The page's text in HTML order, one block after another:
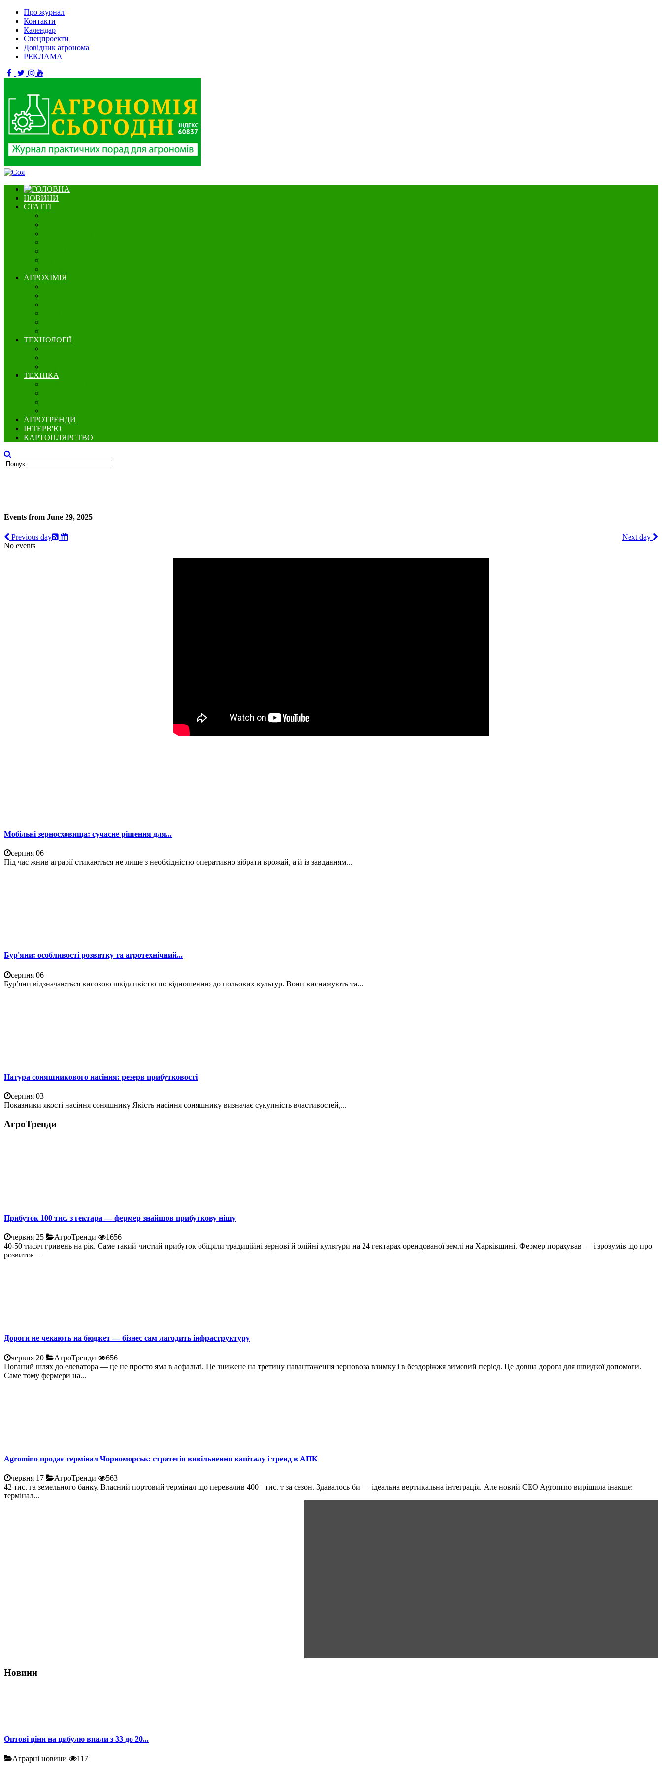
Про журнал
Контакти
Календар
Спецпроекти
Довідник агронома
РЕКЛАМА
НОВИНИ
СТАТТІ
АГРОХІМІЯ
ТЕХНОЛОГІЇ
ТЕХНІКА
АГРОТРЕНДИ
ІНТЕРВ'Ю
КАРТОПЛЯРСТВО
Events from June 29, 2025
Previous day
Next day
No events
Мобільні зерносховища: сучасне рішення для...
серпня 06
Під час жнив аграрії стикаються не лише з необхідністю оперативно зібрати врожай, а й із завданням...
Бур'яни: особливості розвитку та агротехнічний...
серпня 06
Бур’яни відзначаються високою шкідливістю по відношенню до польових культур. Вони виснажують та...
Натура соняшникового насіння: резерв прибутковості
серпня 03
Показники якості насіння соняшнику Якість насіння соняшнику визначає сукупність властивостей,...
АгроТренди
Прибуток 100 тис. з гектара — фермер знайшов прибуткову нішу
червня 25 АгроТренди
1656
40-50 тисяч гривень на рік. Саме такий чистий прибуток обіцяли традиційні зернові й олійні культури на 24 гектарах орендованої землі на Харківщині. Фермер порахував — і зрозумів що про
розвиток...
Дороги не чекають на бюджет — бізнес сам лагодить інфраструктуру
червня 20 АгроТренди
656
Поганий шлях до елеватора — це не просто яма в асфальті. Це знижене на третину навантаження зерновоза взимку і в бездоріжжя зимовий період. Це довша дорога для швидкої допомоги.
Саме тому фермери на...
Agromino продає термінал Чорноморськ: стратегія вивільнення капіталу і тренд в АПК
червня 17 АгроТренди
563
42 тис. га земельного банку. Власний портовий термінал що перевалив 400+ тис. т за сезон. Здавалось би — ідеальна вертикальна інтеграція. Але новий CEO Agromino вирішила інакше:
термінал...
Новини
Оптові ціни на цибулю впали з 33 до 20...
Аграрні новини 117